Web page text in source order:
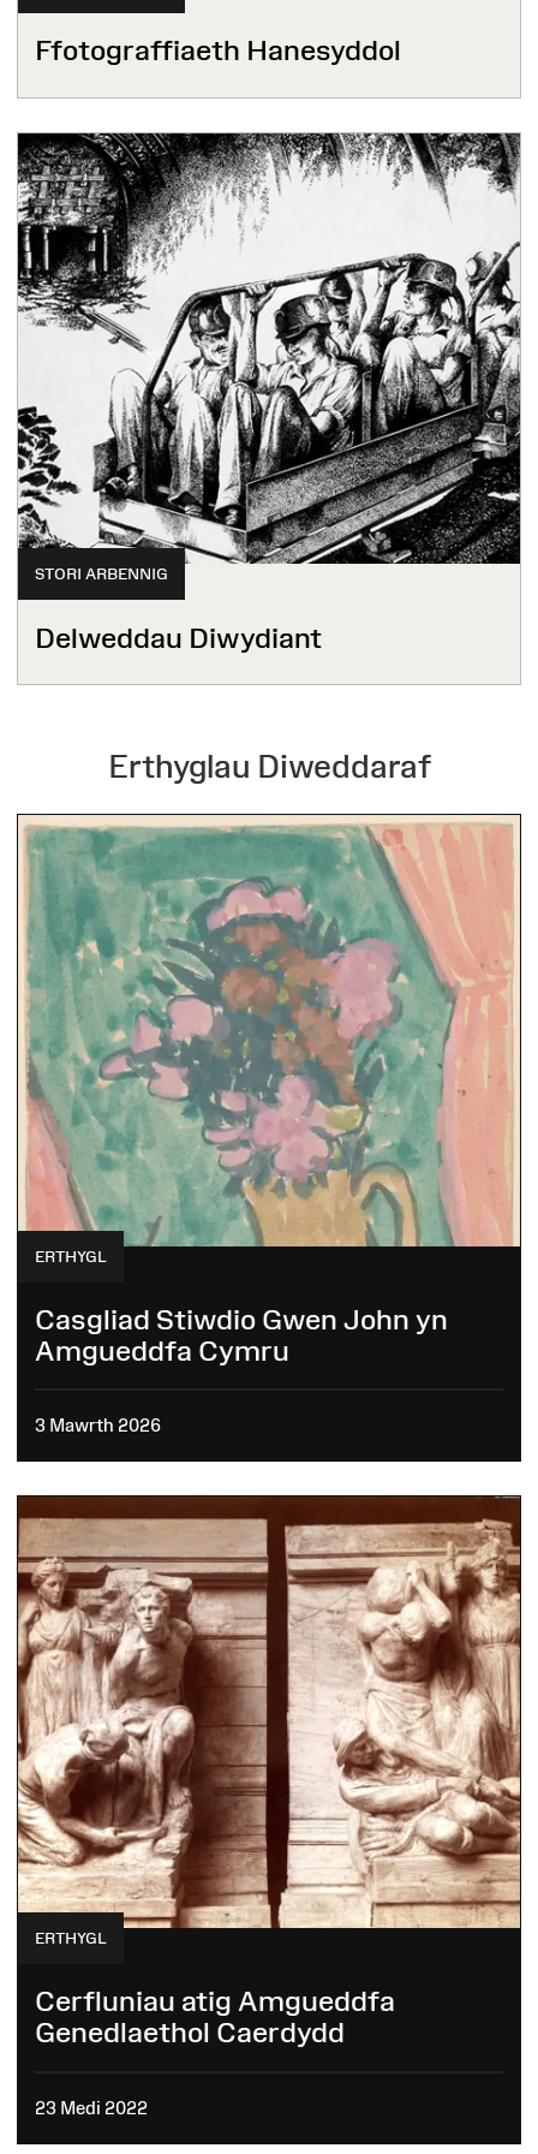
Ffotograffiaeth Hanesyddol
STORI ARBENNIG
Delweddau Diwydiant
Erthyglau Diweddaraf
ERTHYGL
Casgliad Stiwdio Gwen John yn
Amgueddfa Cymru
3 Mawrth 2026
ERTHYGL
Cerfluniau atig Amgueddfa
Genedlaethol Caerdydd
23 Medi 2022